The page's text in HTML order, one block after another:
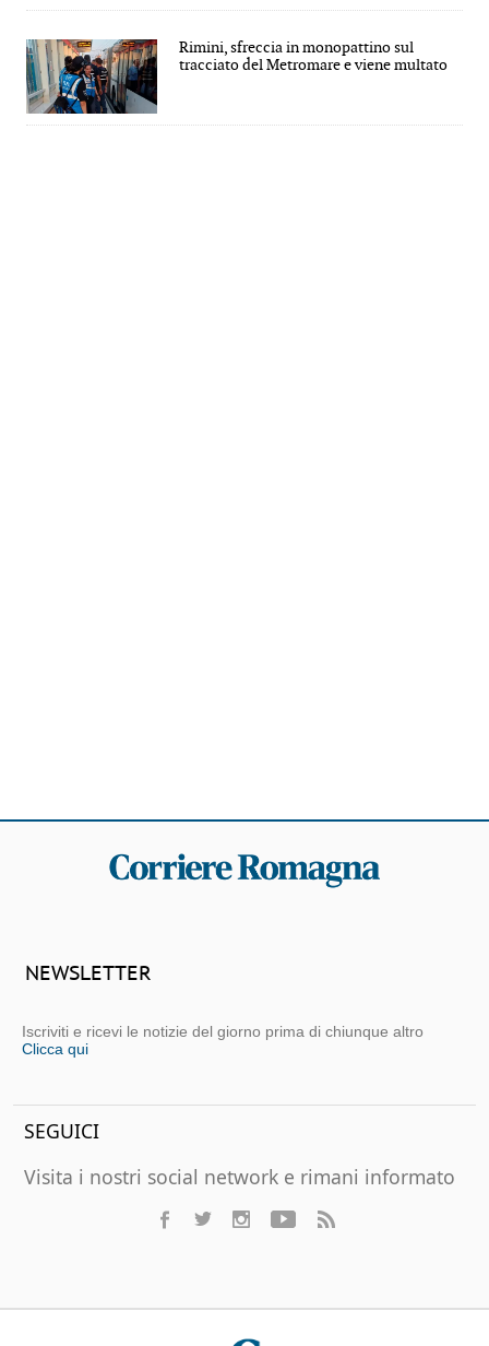
Rimini, sfreccia in monopattino sul
tracciato del Metromare e viene multato
NEWSLETTER
Iscriviti e ricevi le notizie del giorno prima di chiunque altro
Clicca qui
SEGUICI
Visita i nostri social network e rimani informato